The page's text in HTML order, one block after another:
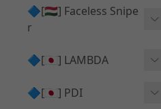
PROWIN
MAXX
SILVERBACK SRS
KWA⧸KSC系列
SRS ⧸ HTI 🟦 主體 ⧸ 彈匣
✅ 碳纖管 ⧸ 彈簧
TAC-41 👁️‍🗨️ 外觀 ⧸ 色彩
MDR-X 🟦 主體 ⧸ 彈匣
🔷[🇭🇺] Faceless Snipe
r
Mk23 ⧸ SSX23
SRS ⧸ HTI ⧸ TAC-41
🔷[🇯🇵] LAMBDA
Lambda 05 GBB 精密內管
🔷[🇯🇵] PDI